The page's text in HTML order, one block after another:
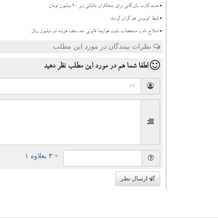
تمدید کارت بازرگانی برای بدهکاران مالیاتی زیر ۲۰ میلیون تومان
بلیط اتوبوس هم گران گردید
اصلاح نام و مشخصات بلیت هواپیما قانونی شد سقف هزینه دو میلیون ریال
نظرات بینندگان در مورد این مطلب
لطفا شما همدر مورد این مطلب نظر دهید
= ۳ بعلاوه ۱
ارسال نظر